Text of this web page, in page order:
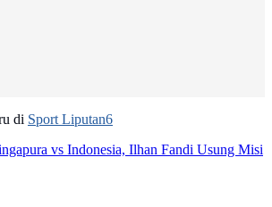
di Sport Liputan6
vs Indonesia, Ilhan Fandi Usung Misi